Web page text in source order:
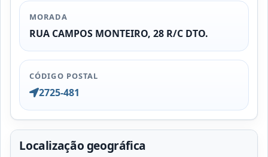
MORADA
RUA CAMPOS MONTEIRO, 28 R/C DTO.
CÓDIGO POSTAL
2725-481
Localização geográfica